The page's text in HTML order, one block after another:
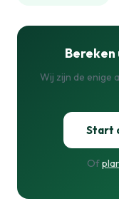
Bereken
Wij zijn de enige
Start
Of